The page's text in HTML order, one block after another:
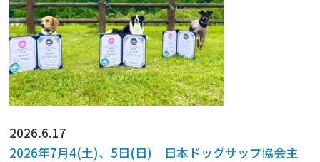
2026.6.17
2026年7月4(土)、5日(日) 日本ドッグサップ協会主